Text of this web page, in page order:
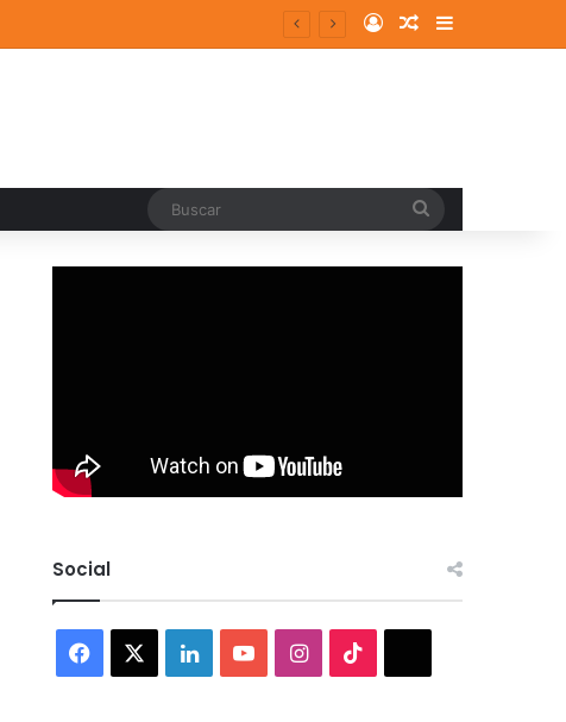
Log InRandom Article
Sidebar
Social
Facebook LinkedInYouTubeInstagram